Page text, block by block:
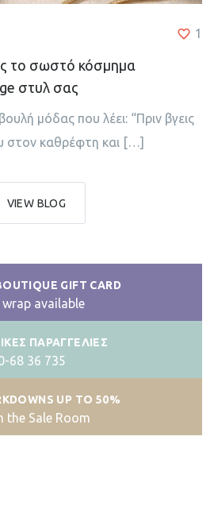
1
το σωστό κόσμημα
στυλ σας
μόδας που λέει: “Πριν βγεις
στον καθρέφτη και […]
VIEW BLOG
GIFT CARD
available
ΠΑΡΑΓΓΕΛΙΕΣ
68 36 735
UP TO 50%
the Sale Room